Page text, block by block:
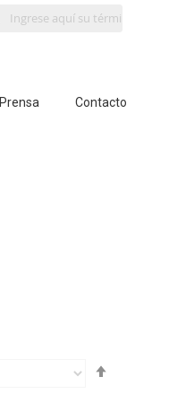
Prensa Contacto